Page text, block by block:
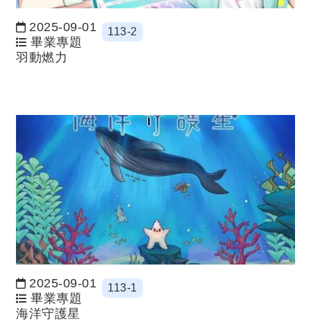
日期：
2025-09-01
畢業專題
113-2
羽動燃力
日期：
2025-09-01
畢業專題
113-1
海洋守護星